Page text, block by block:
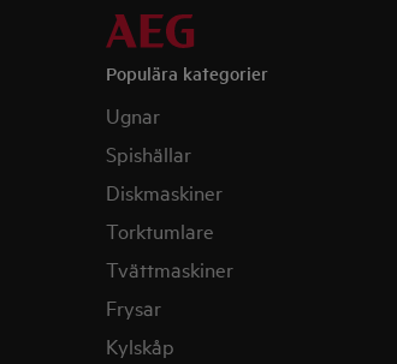
Populära kategorier
Ugnar
Spishällar
Diskmaskiner
Torktumlare
Tvättmaskiner
Frysar
Kylskåp